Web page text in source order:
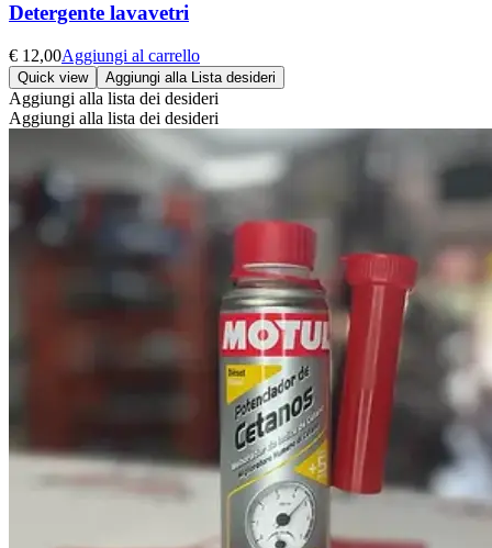
Detergente lavavetri
€ 12,00Aggiungi al carrello
Quick view Aggiungi alla Lista desideri
Aggiungi alla lista dei desideri
Aggiungi alla lista dei desideri